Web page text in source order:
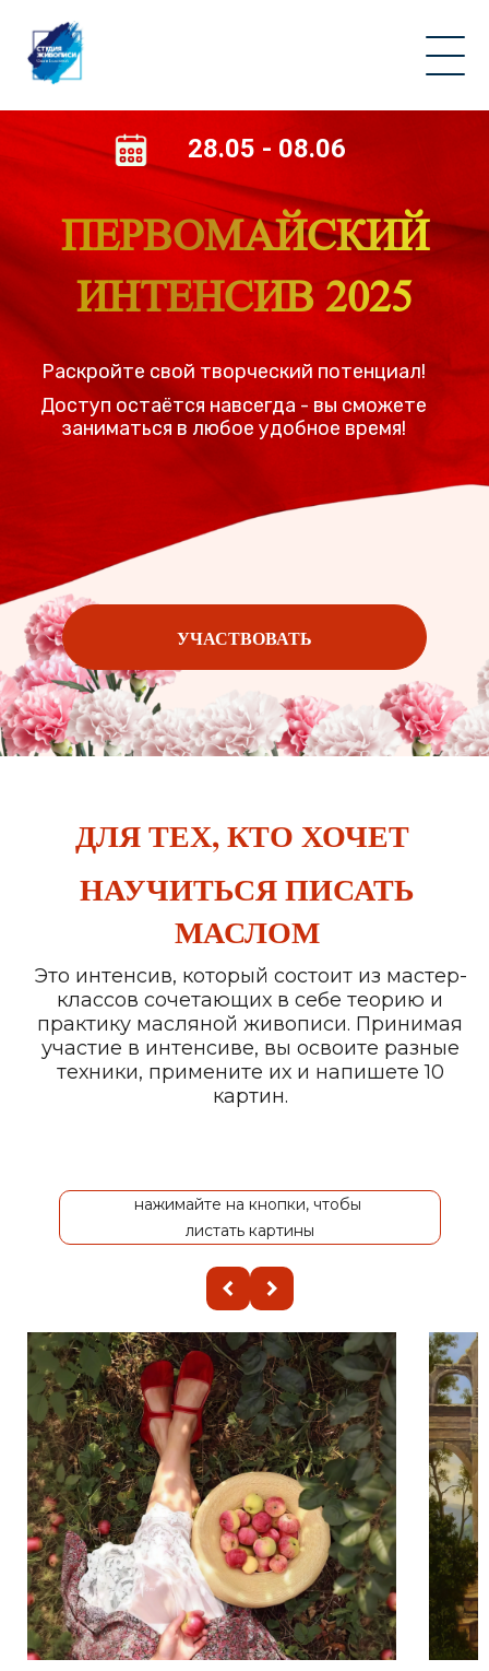
28.05 - 08.06
ПЕРВОМАЙСКИЙ
ИНТЕНСИВ 2025
Раскройте свой творческий потенциал!
Доступ остаётся навсегда - вы сможете
заниматься в любое удобное время!
УЧАСТВОВАТЬ
ДЛЯ ТЕХ, КТО ХОЧЕТ
НАУЧИТЬСЯ ПИСАТЬ
МАСЛОМ
Это интенсив, который состоит из мастер-
классов сочетающих в себе теорию и
практику масляной живописи. Принимая
участие в интенсиве, вы освоите разные
техники, примените их и напишете 10
картин.
нажимайте на кнопки, чтобы
листать картины